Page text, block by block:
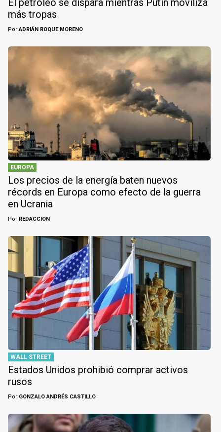
más tropas
PorADRIÁN ROQUE MORENO
EUROPA
Los precios de la energía baten nuevos
récords en Europa como efecto de la guerra
en Ucrania
Por REDACCION
WALL STREET
Estados Unidos prohibió comprar activos
rusos
Por GONZALO ANDRÉS CASTILLO